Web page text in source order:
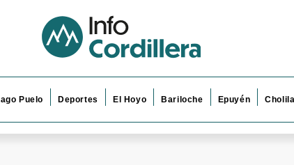
Puelo Deportes El Hoyo Bariloche Epuyén Cholila